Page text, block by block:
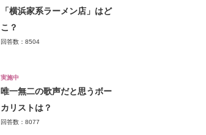
「横浜家系ラーメン店」はど
こ？
回答数：8504
実施中
唯一無二の歌声だと思うボー
カリストは？
回答数：8077